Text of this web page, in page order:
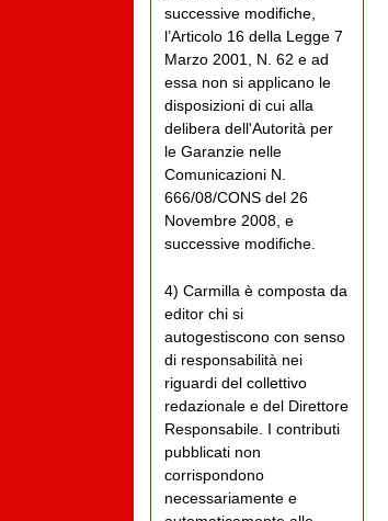
successive modifiche,
l’Articolo 16 della Legge 7
Marzo 2001, N. 62 e ad
essa non si applicano le
disposizioni di cui alla
delibera dell'Autorità per
le Garanzie nelle
Comunicazioni N.
666/08/CONS del 26
Novembre 2008, e
successive modifiche.
4) Carmilla è composta da
editor chi si
autogestiscono con senso
di responsabilità nei
riguardi del collettivo
redazionale e del Direttore
Responsabile. I contributi
pubblicati non
corrispondono
necessariamente e